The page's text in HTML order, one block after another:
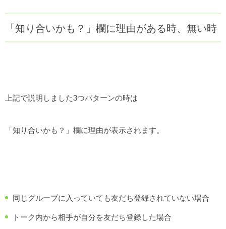
「知り合いかも？」欄に理由がある時、無い時
上記で説明しました3つパターンの時は
「知り合いかも？」欄に理由が表示されます。
同じグループに入っていても友だち登録されていない場合
トーク内から相手が自分を友だち登録した場合